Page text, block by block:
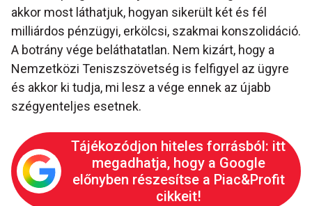
akkor most láthatjuk, hogyan sikerült két és fél
milliárdos pénzügyi, erkölcsi, szakmai konszolidáció.
A botrány vége beláthatatlan. Nem kizárt, hogy a
Nemzetközi Teniszszövetség is felfigyel az ügyre
és akkor ki tudja, mi lesz a vége ennek az újabb
szégyenteljes esetnek.
Tájékozódjon hiteles forrásból: itt
megadhatja, hogy a Google
előnyben részesítse a Piac&Profit
cikkeit!